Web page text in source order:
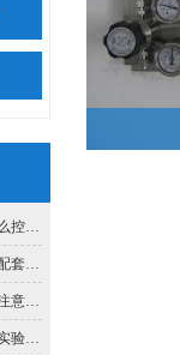
实验室设备恒温恒湿运行成本怎么控？合理设定与节能策略简介
武汉通风橱与集中排风系统怎么配套：管径选择与阻力平衡的思路
湖北实验室气体管路夏天施工要注意什么？本地工程师的实战提醒
你以为在抽风，其实在乱流——实验室通风的气流组织真相